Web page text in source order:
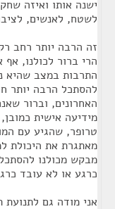
ישנה אותו ואיזה
לשטח, לאנשים,
זה הרבה יותר רחב
הרי ברור לכולנו,
התרבות במצב שהיא
להסתכל הרבה יותר
האחרונים, וברור
מידיעה אישית
טרופר, שהגיע עם
מאתגרת את היכולת
מבקש מכולנו
כרגע או לא עובד
אני מודה גם לתנועת